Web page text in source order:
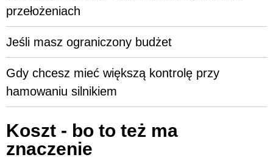
przełożeniach
Jeśli masz ograniczony budżet
Gdy chcesz mieć większą kontrolę przy
hamowaniu silnikiem
Koszt - bo to też ma
znaczenie